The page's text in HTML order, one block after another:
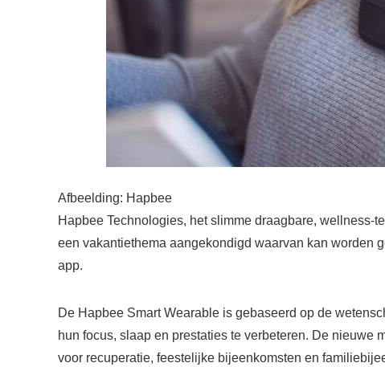
Afbeelding: Hapbee
Hapbee Technologies, het slimme draagbare,
een vakantiethema aangekondigd waarvan kan worden
app.
De Hapbee Smart Wearable is gebaseerd op de
hun focus, slaap en prestaties te verbeteren. De nieuwe
voor recuperatie, feestelijke bijeenkomsten en